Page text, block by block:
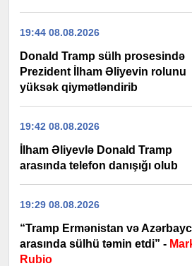
19:44 08.08.2026
Donald Tramp sülh prosesində
Prezident İlham Əliyevin rolunu
yüksək qiymətləndirib
19:42 08.08.2026
İlham Əliyevlə Donald Tramp
arasında telefon danışığı olub
19:29 08.08.2026
“Tramp Ermənistan və
arasında sülhü təmin etdi” -
Rubio